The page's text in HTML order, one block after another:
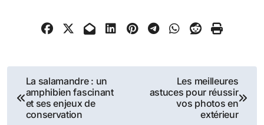
Navigation
de
La salamandre : un
amphibien fascinant
et ses enjeux de
conservation
Les meilleures
astuces pour réussir
vos photos en
extérieur